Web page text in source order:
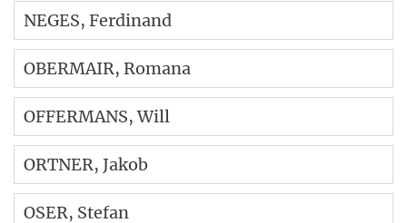
NEGES, Ferdinand
OBERMAIR, Romana
OFFERMANS, Will
ORTNER, Jakob
OSER, Stefan